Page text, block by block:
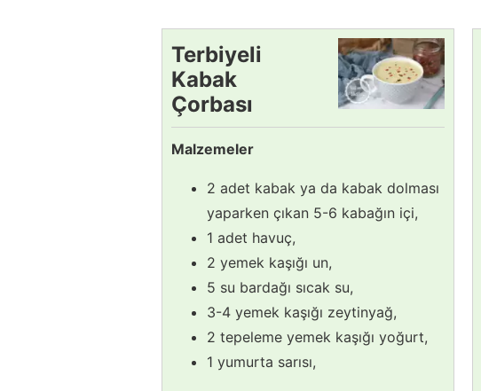
Terbiyeli
Kabak
Çorbası
Tarifi
Malzemeler
2 adet kabak ya da kabak dolması
yaparken çıkan 5-6 kabağın içi,
1 adet havuç,
2 yemek kaşığı un,
5 su bardağı sıcak su,
3-4 yemek kaşığı zeytinyağ,
2 tepeleme yemek kaşığı yoğurt,
1 yumurta sarısı,